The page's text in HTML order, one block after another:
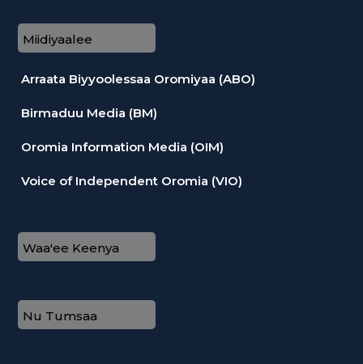
Miidiyaalee
Arraata Biyyoolessaa Oromiyaa (ABO)
Birmaduu Media (BM)
Oromia Information Media (OIM)
Voice of Independent Oromia (VIO)
Waa'ee Keenya
Nu Tumsaa